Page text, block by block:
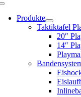
Toggle
NavigationProdukte
Taktiktafel
20″
14″